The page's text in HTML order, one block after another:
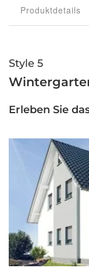
Produktdetails
Style 5
Erleben Sie